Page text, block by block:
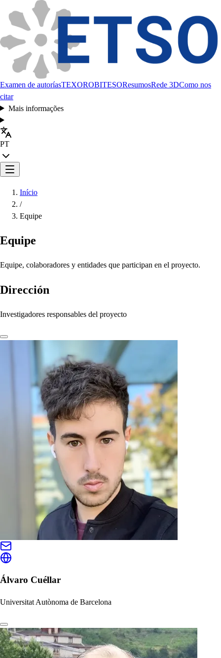
Examen de autoríasTEXOROBITESOResumosRede 3DComo nos
citar
Mais informações
PT
Início
/
Equipe
Equipe
Equipe, colaboradores y entidades que participan en el proyecto.
Dirección
Investigadores responsables del proyecto
Álvaro Cuéllar
Universitat Autònoma de Barcelona